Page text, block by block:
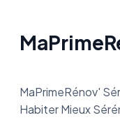
MaPrimeRénov'
Habiter Mieux